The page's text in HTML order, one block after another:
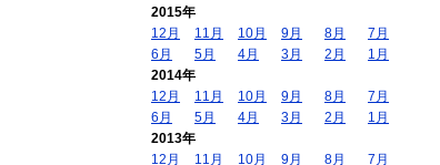
2015年
12月
11月 10月 9月 8月
7月
6月
5月 4月 3月 2月
1月
2014年
12月
11月 10月 9月 8月
7月
6月
5月 4月 3月 2月
1月
2013年
12月
11月 10月 9月 8月 7月